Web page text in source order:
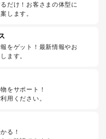
だけ！お客さまの体型に
します。
をゲット！最新情報やお
ます。
をサポート！
用ください。
る！